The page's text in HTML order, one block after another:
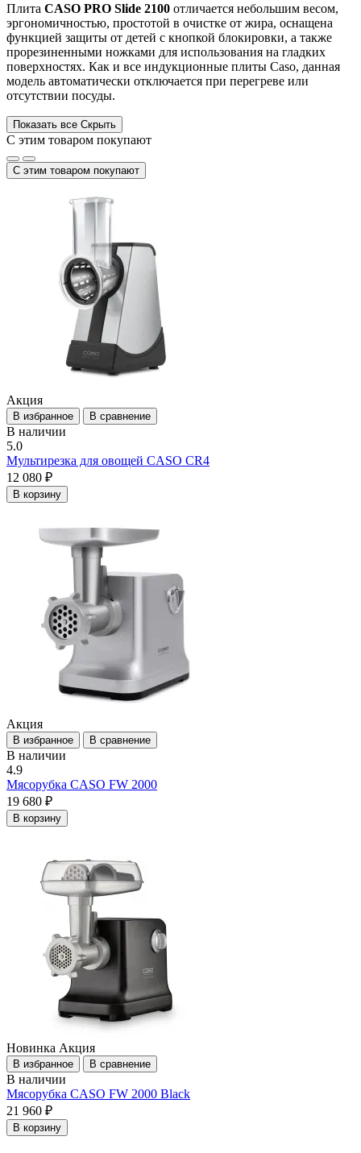
Плита CASO PRO Slide 2100 отличается небольшим весом,
эргономичностью, простотой в очистке от жира, оснащена
функцией защиты от детей с кнопкой блокировки, а также
прорезиненными ножками для использования на гладких
поверхностях. Как и все индукционные плиты Caso, данная
модель автоматически отключается при перегреве или
отсутствии посуды.
Показать все Скрыть
С этим товаром покупают
С этим товаром покупают
Акция
В избранное В сравнение
В наличии
5.0
Мультирезка для овощей CASO CR4
12 080 ₽
В корзину
Акция
В избранное В сравнение
В наличии
4.9
Мясорубка CASO FW 2000
19 680 ₽
В корзину
Новинка Акция
В избранное В сравнение
В наличии
Мясорубка CASO FW 2000 Black
21 960 ₽
В корзину